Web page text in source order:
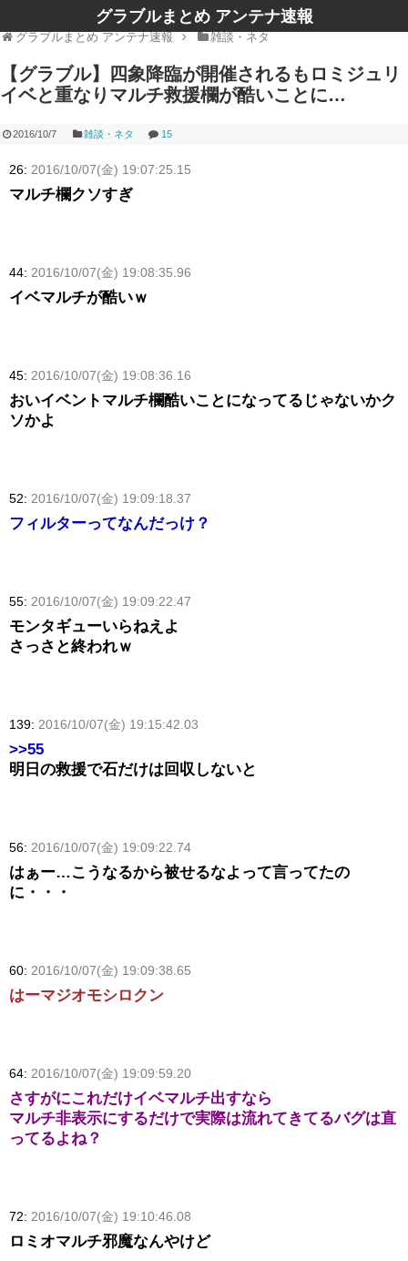
グラブルまとめ アンテナ速報
グラブルまとめ アンテナ速報 雑談・ネタ
【グラブル】四象降臨が開催されるもロミジュリ
イベと重なりマルチ救援欄が酷いことに…
2016/10/7 雑談・ネタ 15
26: 2016/10/07(金) 19:07:25.15
マルチ欄クソすぎ
44: 2016/10/07(金) 19:08:35.96
イベマルチが酷いｗ
45: 2016/10/07(金) 19:08:36.16
おいイベントマルチ欄酷いことになってるじゃないかク
ソかよ
52: 2016/10/07(金) 19:09:18.37
フィルターってなんだっけ？
55: 2016/10/07(金) 19:09:22.47
モンタギューいらねえよ
さっさと終われｗ
139: 2016/10/07(金) 19:15:42.03
>>55
明日の救援で石だけは回収しないと
56: 2016/10/07(金) 19:09:22.74
はぁー…こうなるから被せるなよって言ってたの
に・・・
60: 2016/10/07(金) 19:09:38.65
はーマジオモシロクン
64: 2016/10/07(金) 19:09:59.20
さすがにこれだけイベマルチ出すなら
マルチ非表示にするだけで実際は流れてきてるバグは直
ってるよね？
72: 2016/10/07(金) 19:10:46.08
ロミオマルチ邪魔なんやけど